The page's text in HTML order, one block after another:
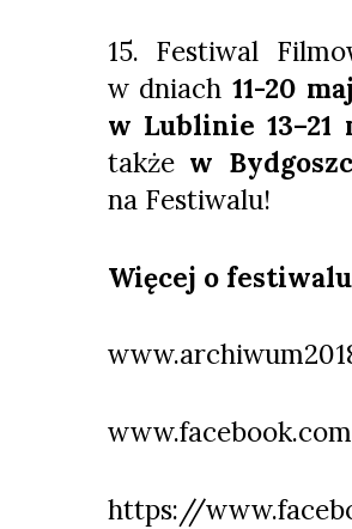
15. Festiwal
w dniach11-20
w Lublinie 13–21
także w
na Festiwalu!
Więcej o
https://